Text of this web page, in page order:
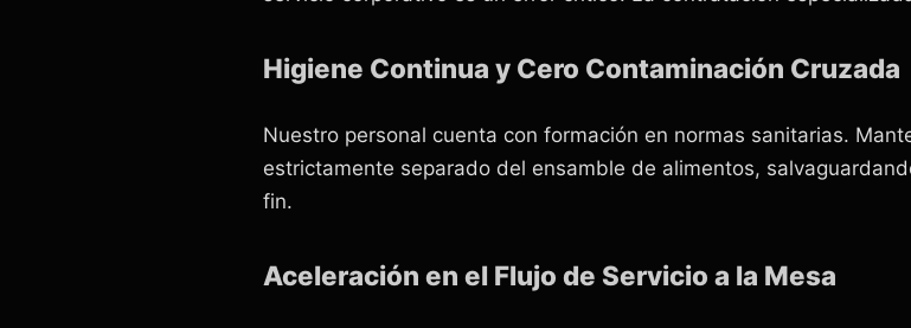
Higiene Continua y Cero Contaminación Cruzada
Nuestro personal cuenta con formación en normas sanitarias.
estrictamente separado del ensamble de alimentos,
fin.
Aceleración en el Flujo de Servicio a la Mesa